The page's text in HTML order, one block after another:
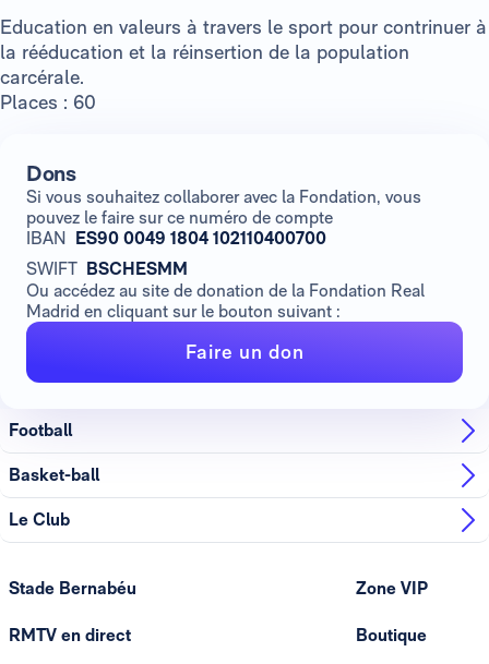
Education en valeurs à travers le sport pour contrinuer à
la rééducation et la réinsertion de la population
carcérale.
Places : 60
Dons
Si vous souhaitez collaborer avec la Fondation, vous
pouvez le faire sur ce numéro de compte
IBAN ES90 0049 1804 102110400700
SWIFT BSCHESMM
Ou accédez au site de donation de la Fondation Real
Madrid en cliquant sur le bouton suivant :
Faire un don
Football
Basket-ball
Le Club
Stade Bernabéu
RMTV en direct
Zone VIP
Boutique